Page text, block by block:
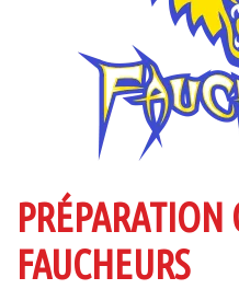
PRÉPARATION
FAUCHEURS